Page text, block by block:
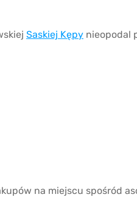
Saskiej Kępy nieopodal
na miejscu spośród